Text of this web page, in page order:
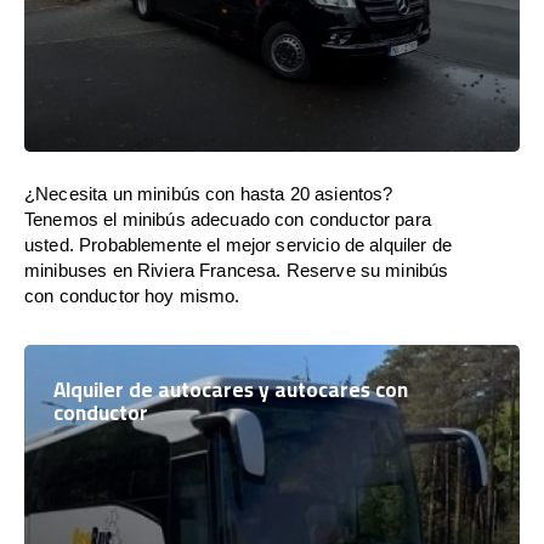
¿Necesita un minibús con hasta 20 asientos?
Tenemos el minibús adecuado con conductor para
usted. Probablemente el mejor servicio de alquiler de
minibuses en Riviera Francesa. Reserve su minibús
con conductor hoy mismo.
Alquiler de autocares y autocares con
conductor